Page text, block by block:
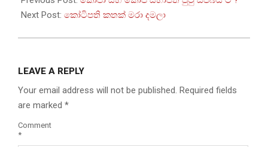
15
Next Post: කෝටිපති කතක් මරා දමලා
LEAVE A REPLY
Your email address will not be published. Required fields
are marked *
Comment
*